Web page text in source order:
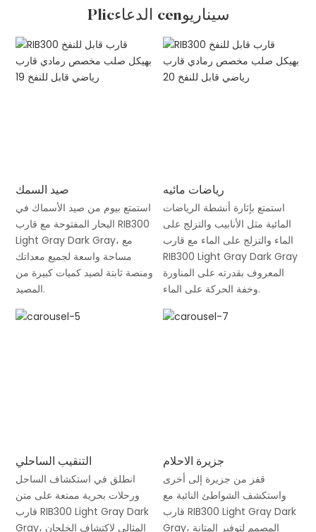
Plicالدعاء cenسيناريو
صيد السمك
استمتع بيوم من صيد الأسماك في
البحار المفتوحة مع قارب RIB300
Light Gray Dark Gray، مع
مساحة واسعة لجميع معداتك
ومنصة ثابتة لصيد كميات كبيرة من
المصيد.
رياضات مائيه
استمتع بإثارة أنشطة الرياضات
المائية مثل الأنابيب والتزلج على
الماء والتزلج على الماء مع قارب
RIB300 Light Gray Dark Gray
المعروف بقدرته على المناورة
وخفة الحركة على الماء.
التنقيب الساحلي
انطلق في استكشاف الساحل
ورحلات بحرية ممتعة على متن
قارب RIB300 Light Gray Dark
Gray، المثالي لاكتشاف الخلجان
جزيرة الاحلام
قفز من جزيرة إلى أخرى
واستكشف الشواطئ النائية مع
قارب RIB300 Light Gray Dark
Gray، المصمم لتوفير المتانة